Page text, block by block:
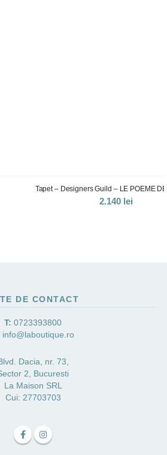
Guild – LE POEME DE FLEURS
DE CONTACT
T: 0723393800
info@laboutique.ro
Dacia, nr. 73,
2, Bucuresti
La Maison SRL
Cui: 27703703